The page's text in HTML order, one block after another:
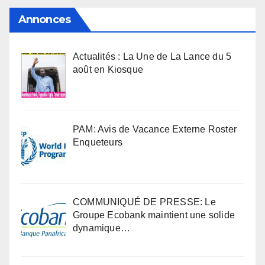
Annonces
Actualités : La Une de La Lance du 5
août en Kiosque
PAM: Avis de Vacance Externe Roster
Enqueteurs
COMMUNIQUÉ DE PRESSE: Le
Groupe Ecobank maintient une solide
dynamique…